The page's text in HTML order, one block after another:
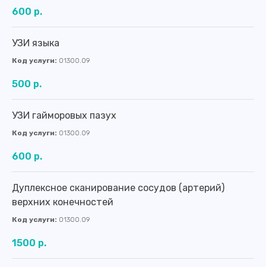
600 р.
УЗИ языка
Код услуги: 01300.09
500 р.
УЗИ гайморовых пазух
Код услуги: 01300.09
600 р.
Дуплексное сканирование сосудов (артерий)
верхних конечностей
Код услуги: 01300.09
1500 р.